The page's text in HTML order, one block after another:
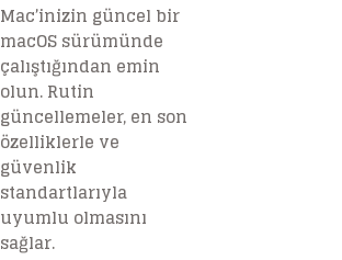
Mac’inizin güncel bir
macOS sürümünde
çalıştığından emin
olun. Rutin
güncellemeler, en son
özelliklerle ve
güvenlik
standartlarıyla
uyumlu olmasını
sağlar.